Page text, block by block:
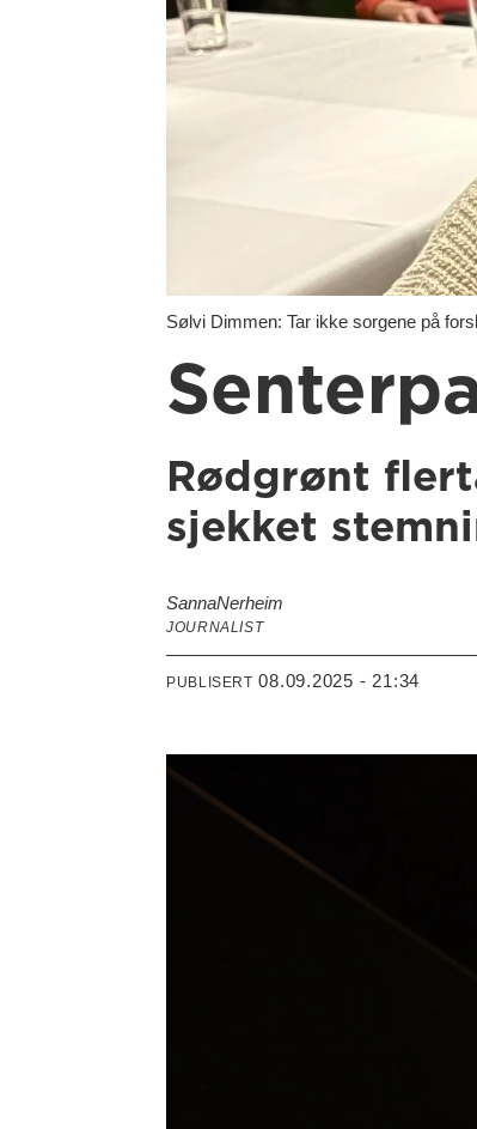
Sølvi Dimmen: Tar ikke sorgene på
Rødgrønt
sjekket
SannaNerheim
JOURNALIST
PUBLISERT 08.09.2025 - 21:34